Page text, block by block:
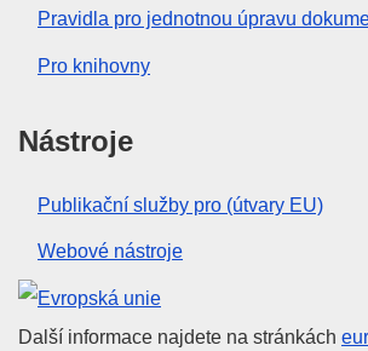
Pravidla pro jednotnou úpravu
Pro knihovny
Nástroje
Publikační služby pro (útvary EU)
Webové nástroje
Evropská unie
Další informace najdete na stránkách